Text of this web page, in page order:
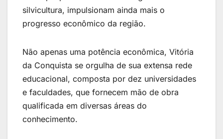
silvicultura, impulsionam ainda mais o
progresso econômico da região.
Não apenas uma potência econômica, Vitória
da Conquista se orgulha de sua extensa rede
educacional, composta por dez universidades
e faculdades, que fornecem mão de obra
qualificada em diversas áreas do
conhecimento.